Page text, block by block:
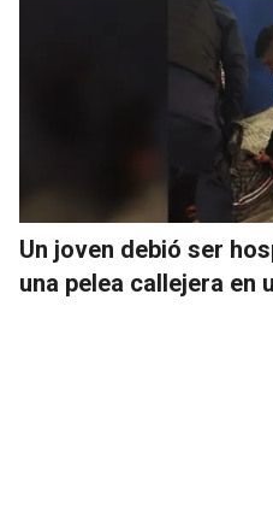
Un joven debió ser
una pelea callejera en